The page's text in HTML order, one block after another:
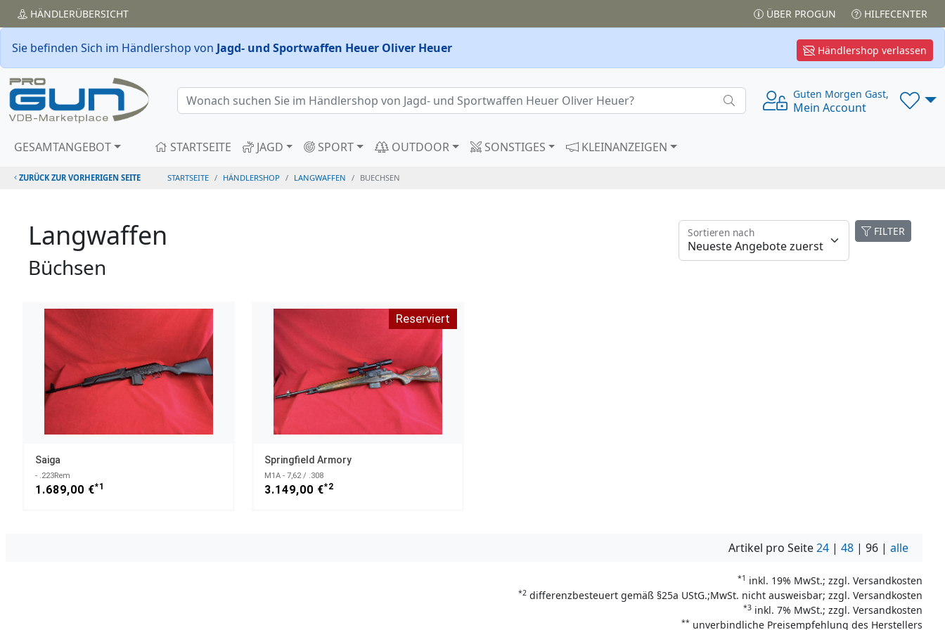
HÄNDLERÜBERSICHT ÜBER PROGUN HILFECENTER
Händlershop verlassen
Sie befinden Sich im Händlershop von Jagd- und Sportwaffen Heuer Oliver Heuer
Guten Morgen Gast,
Mein Account
GESAMTANGEBOT STARTSEITE JAGD SPORT OUTDOOR SONSTIGES KLEINANZEIGEN
ZURÜCK ZUR VORHERIGEN SEITE STARTSEITE HÄNDLERSHOP LANGWAFFEN BUECHSEN
Langwaffen
Büchsen
FILTER
Sortieren nach
Saiga
- .223Rem
1.689,00 €*1
Reserviert
Springfield Armory
M1A - 7,62 / .308
3.149,00 €*2
Artikel pro Seite24 | 48 | 96 | alle
*1 inkl. 19% MwSt.; zzgl. Versandkosten
*2 differenzbesteuert gemäß §25a UStG.;MwSt. nicht ausweisbar; zzgl. Versandkosten
*3 inkl. 7% MwSt.; zzgl. Versandkosten
** unverbindliche Preisempfehlung des Herstellers